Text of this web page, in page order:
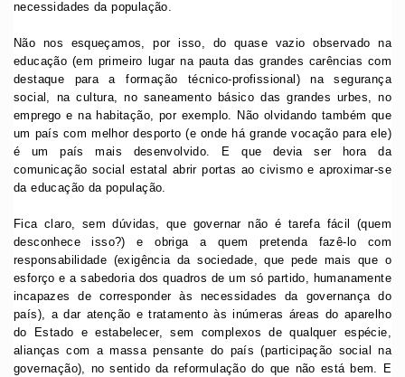
necessidades da população.
Não nos esqueçamos, por isso, do quase vazio observado na
educação (em primeiro lugar na pauta das grandes carências com
destaque para a formação técnico-profissional) na segurança
social, na cultura, no saneamento básico das grandes urbes, no
emprego e na habitação, por exemplo. Não olvidando também que
um país com melhor desporto (e onde há grande vocação para ele)
é um país mais desenvolvido. E que devia ser hora da
comunicação social estatal abrir portas ao civismo e aproximar-se
da educação da população.
Fica claro, sem dúvidas, que governar não é tarefa fácil (quem
desconhece isso?) e obriga a quem pretenda fazê-lo com
responsabilidade (exigência da sociedade, que pede mais que o
esforço e a sabedoria dos quadros de um só partido, humanamente
incapazes de corresponder às necessidades da governança do
país), a dar atenção e tratamento às inúmeras áreas do aparelho
do Estado e estabelecer, sem complexos de qualquer espécie,
alianças com a massa pensante do país (participação social na
governação), no sentido da reformulação do que não está bem. E